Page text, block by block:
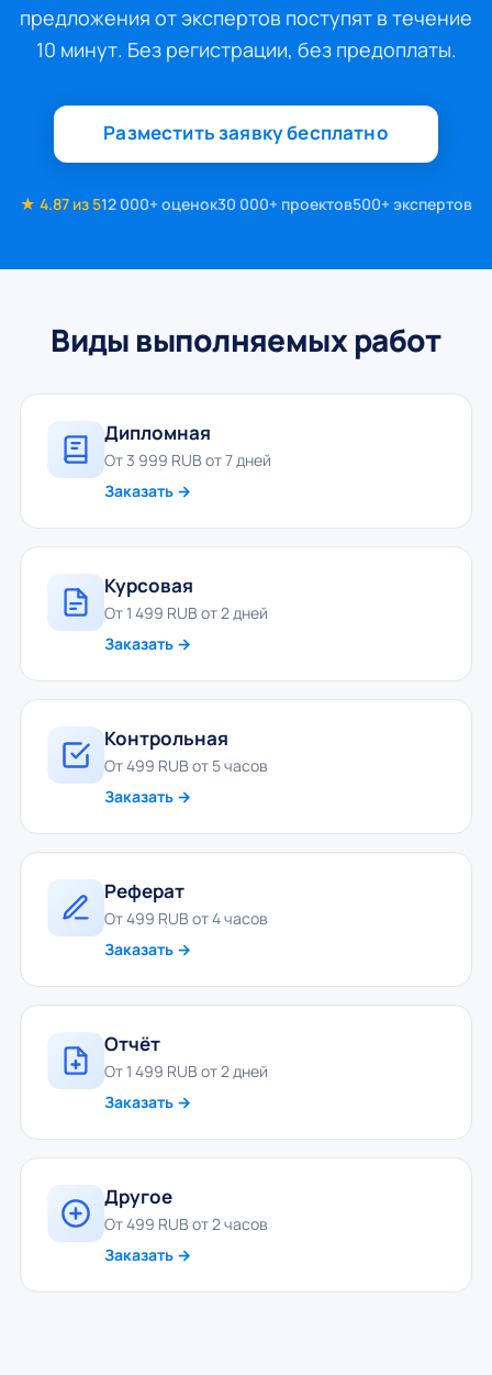
предложения от экспертов поступят в течение
10 минут. Без регистрации, без предоплаты.
Разместить заявку бесплатно
★ 4.87 из 512 000+ оценок30 000+ проектов500+ экспертов
Виды выполняемых работ
Дипломная
От 3 999 RUB от 7 дней
Заказать →
Курсовая
От 1 499 RUB от 2 дней
Заказать →
Контрольная
От 499 RUB от 5 часов
Заказать →
Реферат
От 499 RUB от 4 часов
Заказать →
Отчёт
От 1 499 RUB от 2 дней
Заказать →
Другое
От 499 RUB от 2 часов
Заказать →